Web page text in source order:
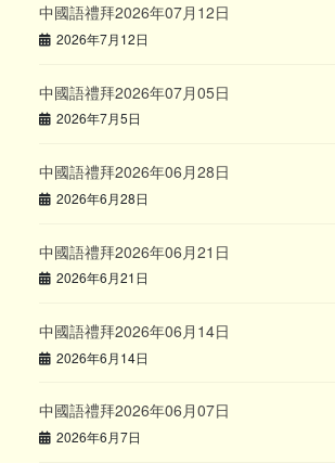
中國語禮拜2026年07月12日
2026年7月12日
中國語禮拜2026年07月05日
2026年7月5日
中國語禮拜2026年06月28日
2026年6月28日
中國語禮拜2026年06月21日
2026年6月21日
中國語禮拜2026年06月14日
2026年6月14日
中國語禮拜2026年06月07日
2026年6月7日